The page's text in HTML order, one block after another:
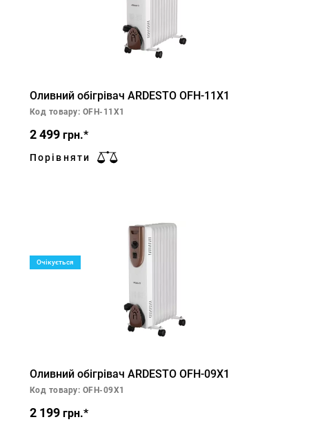
Оливний обігрівач ARDESTO OFH-11X1
Код товару: OFH-11X1
2 499 грн.*
Порівняти
Очікується
Оливний обігрівач ARDESTO OFH-09X1
Код товару: OFH-09X1
2 199 грн.*